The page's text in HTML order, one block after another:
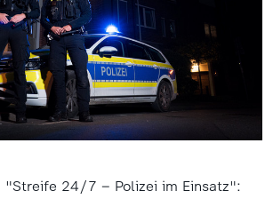
"Streife 24/7 – Polizei im Einsatz":